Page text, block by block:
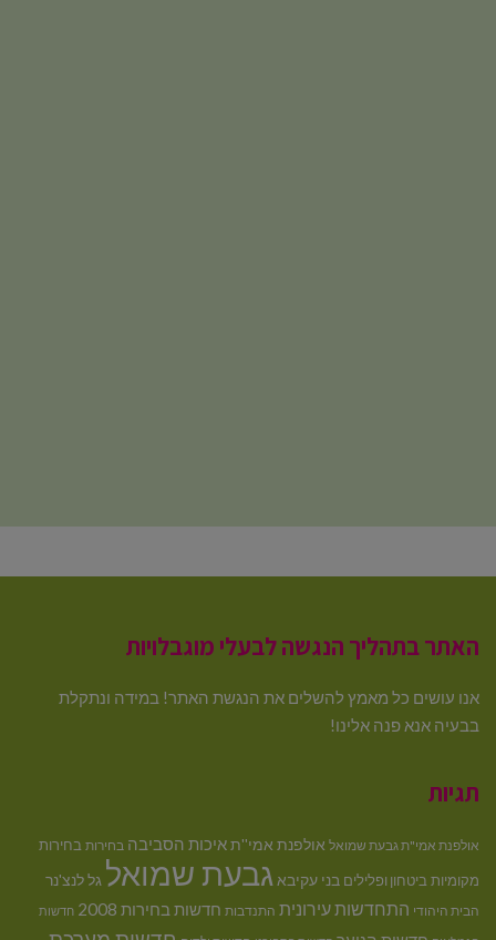
האתר בתהליך הנגשה לבעלי מוגבלויות
אנו עושים כל מאמץ להשלים את הנגשת האתר! במידה ונתקלת
בבעיה אנא פנה אלינו!
תגיות
אולפנת אמי"ת גבעת שמואל אולפנת אמי''תאיכות הסביבה בחירות בחירות
מקומיות ביטחון ופלילים בני עקיבא גבעת שמואל גל לנצ'נר
הבית היהודי התחדשות עירונית התנדבות חדשות בחירות 2008 חדשות